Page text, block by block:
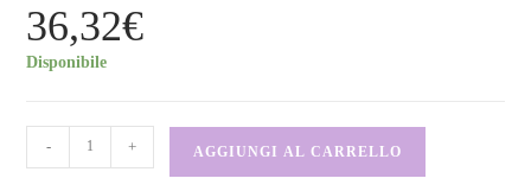
36,32€
Disponibile
- + AGGIUNGI AL CARRELLO